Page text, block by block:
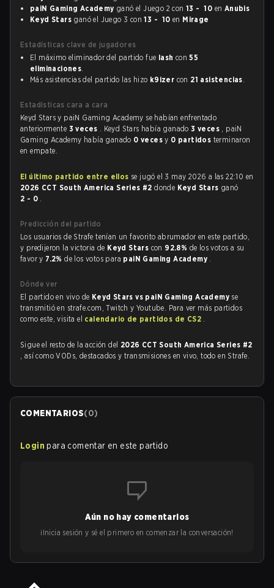
paiN Gaming Academy ganó el Juego 2 con13 - 10 en Anubis
Keyd Stars ganó el Juego 3 con13 - 10 en Mirage
Estadísticas clave de jugadores
El máximo eliminador del partido fue lash con55
eliminaciones.
Más asistencias del partido las hizo k9izer con 21 asistencias.
Estadísticas cara a cara
Keyd Stars y paiN Gaming Academy se habían enfrentado
anteriormente 3 veces . Keyd Stars había ganado3 veces , paiN
Gaming Academy había ganado 0 vecesy 0 partidos terminaron
en empate.
El último partido entre ellos se jugó el 3 may 2026 a las 22:10 en
2026 CCT South America Series #2donde Keyd Stars ganó
2 - 0 .
Predicción del partido
Los usuarios de Strafe tenían un favorito abrumador en este partido,
y predijeron la victoria de Keyd Stars con 92.8% de los votos a su
favor y 7.2%de los votos para paiN Gaming Academy .
Dónde ver
El partido en vivo de Keyd Stars vs paiN Gaming Academy se
transmitió en strafe.com, Twitch y Youtube. Para ver más partidos
como este, visita el calendario de partidos de CS2 .
Sigue el resto de la acción del 2026 CCT South America Series #2
, así como VODs, destacados y transmisiones en vivo, todo en Strafe.
COMENTARIOS(0)
Login para comentar en este partido
Aún no hay comentarios
¡Inicia sesión y sé el primero en comenzar la conversación!